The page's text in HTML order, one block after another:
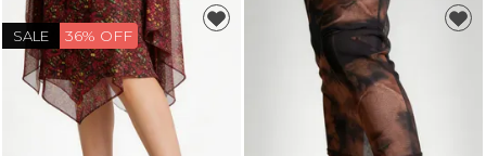
SALE 36% OFF